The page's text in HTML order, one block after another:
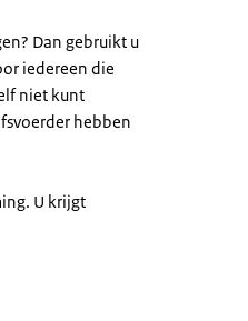
Dan gebruikt u
iedereen die
niet kunt
hebben
U krijgt